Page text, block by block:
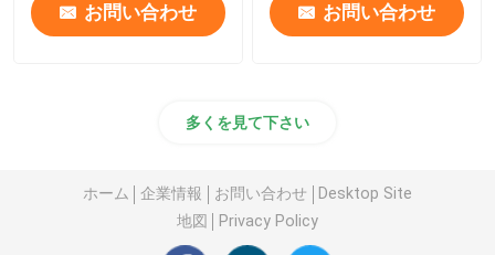
お問い合わせ お問い合わせ
多くを見て下さい
ホーム 企業情報 お問い合わせ
Desktop Site
地図
Privacy Policy